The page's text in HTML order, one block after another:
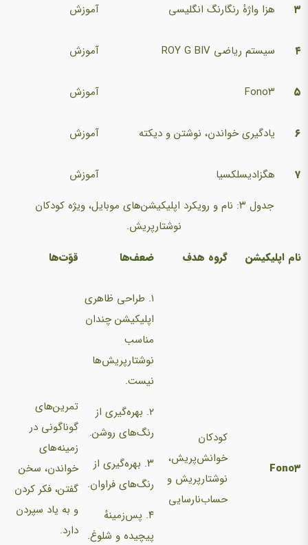
۳ هزا واژهٔ رنگارنگ انگلیسی آموزش
۴ سیستم ریاضی ROY G BIV آموزش
۵ Fono۳ آموزش
۶ یادگیری خواندن، نوشتن و دیکته آموزش
۷ هگزادیسلکسیا
آموزش
جدول ۳: نام و رویکرد اپلیکیشن‌های موبایل، ویژه کودکان
نوشتارپریش.
نام اپلیکیشن
گروه هدف ضعف‌ها قوّت‌ها
Fono۳
کودکان
خوانش‌پریش،
نوشتارپریش و
حساب‌نارسایی
۱. طراحی ظاهری
اپلیکیشن چندان
مناسب
نوشتارپریش‌ها
نیست.
۲. بهره‌گیری از
رنگ‌های روشن.
۳. بهره‌گیری از
رنگ‌های فراوان.
۴. پس‌زمینهٔ
پیچیده و شلوغ.
تمرین‌های
گوناگونی در
زمینه‌های
خواندن، سخن
گفتن، فکر کردن
و به یاد سپردن
دارد.